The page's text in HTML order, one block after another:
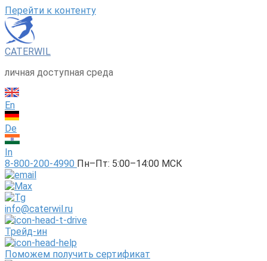
Перейти к контенту
CATERWIL
личная доступная среда
En
De
In
8-800-200-4990 Пн–Пт: 5:00–14:00 МСК
info@caterwil.ru
Трейд-ин
Поможем получить сертификат